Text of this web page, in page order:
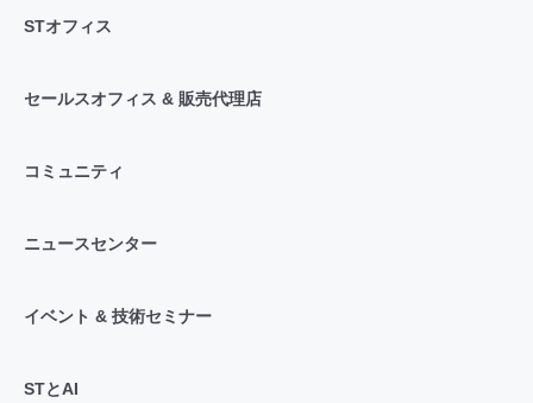
STオフィス
セールスオフィス & 販売代理店
コミュニティ
ニュースセンター
イベント & 技術セミナー
STとAI